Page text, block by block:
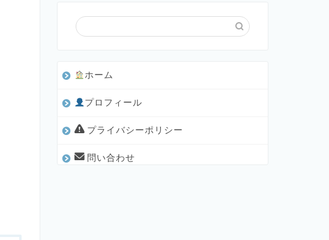
ホーム
プロフィール
プライバシーポリシー
問い合わせ